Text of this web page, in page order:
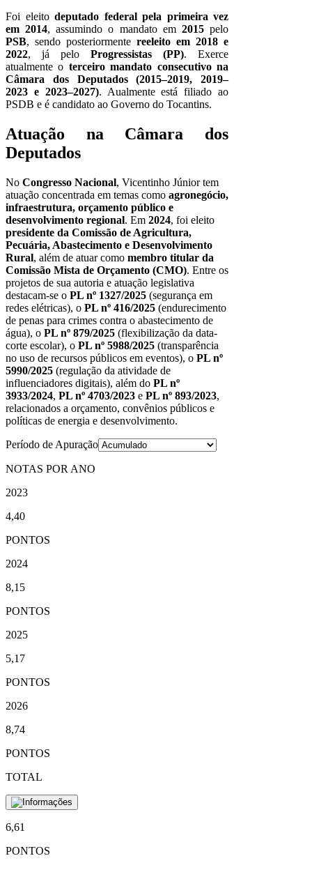
Foi eleito deputado federal pela primeira vez
em 2014, assumindo o mandato em 2015pelo
PSB, sendo posteriormente reeleito em 2018 e
2022, já pelo Progressistas (PP). Exerce
atualmente o terceiro mandato consecutivo na
Câmara dos Deputados (2015–2019, 2019–
2023 e 2023–2027). Aualmente está filiado ao
PSDB e é candidato ao Governo do Tocantins.
Atuação na Câmara dos
Deputados
No Congresso Nacional, Vicentinho Júnior tem
atuação concentrada em temas como agronegócio,
infraestrutura, orçamento público e
desenvolvimento regional. Em 2024, foi eleito
presidente da Comissão de Agricultura,
Pecuária, Abastecimento e Desenvolvimento
Rural, além de atuar como membro titular da
Comissão Mista de Orçamento (CMO). Entre os
projetos de sua autoria e atuação legislativa
destacam-se o PL nº 1327/2025 (segurança em
redes elétricas), o PL nº 416/2025 (endurecimento
de penas para crimes contra o abastecimento de
água), o PL nº 879/2025 (flexibilização da data-
corte escolar), o PL nº 5988/2025 (transparência
no uso de recursos públicos em eventos), o PL nº
5990/2025 (regulação da atividade de
influenciadores digitais), além do PL nº
3933/2024, PL nº 4703/2023 e PL nº 893/2023,
relacionados a orçamento, convênios públicos e
políticas de energia e desenvolvimento.
Período de Apuração
NOTAS POR ANO
2023
4,40
PONTOS
2024
8,15
PONTOS
2025
5,17
PONTOS
2026
8,74
PONTOS
TOTAL
6,61
PONTOS